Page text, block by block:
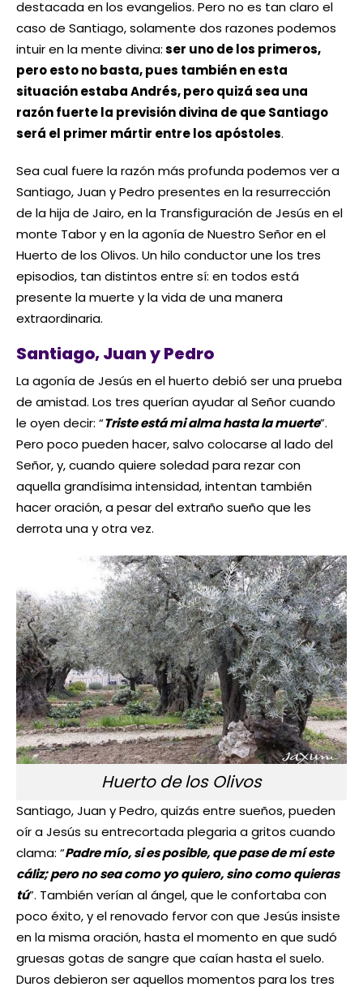
destacada en los evangelios. Pero no es tan claro el
caso de Santiago, solamente dos razones podemos
intuir en la mente divina:ser uno de los primeros,
pero esto no basta, pues también en esta
situación estaba Andrés, pero quizá sea una
razón fuerte la previsión divina de que Santiago
será el primer mártir entre los apóstoles.
Sea cual fuere la razón más profunda podemos ver a
Santiago, Juan y Pedro presentes en la resurrección
de la hija de Jairo, en la Transfiguración de Jesús en el
monte Tabor y en la agonía de Nuestro Señor en el
Huerto de los Olivos. Un hilo conductor une los tres
episodios, tan distintos entre sí: en todos está
presente la muerte y la vida de una manera
extraordinaria.
Santiago, Juan y Pedro
La agonía de Jesús en el huerto debió ser una prueba
de amistad. Los tres querían ayudar al Señor cuando
le oyen decir: “Triste está mi alma hasta la muerte”.
Pero poco pueden hacer, salvo colocarse al lado del
Señor, y, cuando quiere soledad para rezar con
aquella grandísima intensidad, intentan también
hacer oración, a pesar del extraño sueño que les
derrota una y otra vez.
Huerto de los Olivos
Santiago, Juan y Pedro, quizás entre sueños, pueden
oír a Jesús su entrecortada plegaria a gritos cuando
clama: “Padre mío, si es posible, que pase de mí este
cáliz; pero no sea como yo quiero, sino como quieras
tú”. También verían al ángel, que le confortaba con
poco éxito, y el renovado fervor con que Jesús insiste
en la misma oración, hasta el momento en que sudó
gruesas gotas de sangre que caían hasta el suelo.
Duros debieron ser aquellos momentos para los tres